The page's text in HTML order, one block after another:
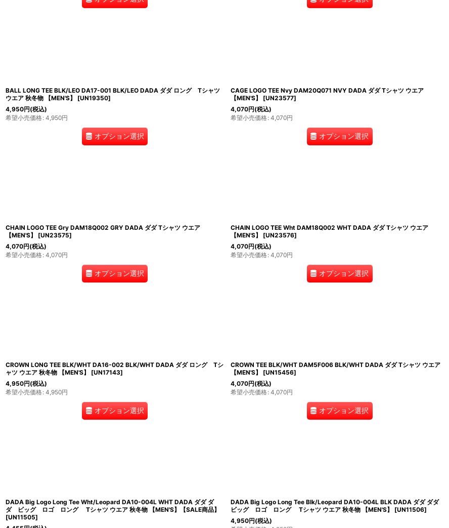
BALL LONG TEE BLK/LEO DA17-001 BLK/LEO DADA ダダ ロング Tシャツ
ウエア 秋冬物 【MEN'S】
[UN19350]
4,950円(税込)
希望小売価格: 4,950円
オプション選択
CAGE LOGO TEE Nvy DAM20Q071 NVY DADA ダダ Tシャツ ウエア
【MEN'S】
[UN23577]
4,070円(税込)
希望小売価格: 4,070円
オプション選択
CHAIN LOGO TEE Gry DAM18Q002 GRY DADA ダダ Tシャツ ウエア
【MEN'S】
[UN23575]
4,070円(税込)
希望小売価格: 4,070円
オプション選択
CHAIN LOGO TEE Wht DAM18Q002 WHT DADA ダダ Tシャツ ウエア
【MEN'S】
[UN23576]
4,070円(税込)
希望小売価格: 4,070円
オプション選択
CROWN LONG TEE BLK/WHT DA16-002 BLK/WHT DADA ダダ ロング Tシ
ャツ ウエア 秋冬物 【MEN'S】
[UN17143]
4,950円(税込)
希望小売価格: 4,950円
オプション選択
CROWN TEE BLK/WHT DAM5F006 BLK/WHT DADA ダダ Tシャツ ウエア
【MEN'S】
[UN15456]
4,070円(税込)
希望小売価格: 4,070円
オプション選択
DADA Big Logo Long Tee Wht/Leopard DA10-004L WHT DADA ダダ ダ
ダ ビッグ ロゴ ロング Tシャツ ウエア 秋冬物 【MEN'S】【SALE商品】
[UN11505]
DADA Big Logo Long Tee Blk/Leopard DA10-004L BLK DADA ダダ ダダ
ビッグ ロゴ ロング Tシャツ ウエア 秋冬物 【MEN'S】
[UN11506]
4,950円(税込)